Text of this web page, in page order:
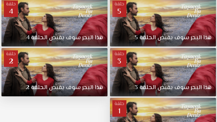
حلقة
5
هذا البحر سوف يفيض الحلقة 5
حلقة
4
هذا البحر سوف يفيض الحلقة 4
حلقة
3
هذا البحر سوف يفيض الحلقة 3
حلقة
2
هذا البحر سوف يفيض الحلقة 2
حلقة
1